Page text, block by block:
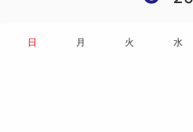
日 月 火 水